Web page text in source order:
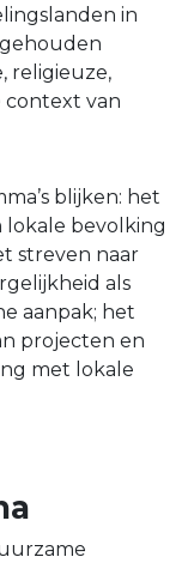
in
religieuze,
context van
blijken: het
bevolking
streven naar
als
aanpak; het
projecten en
met lokale